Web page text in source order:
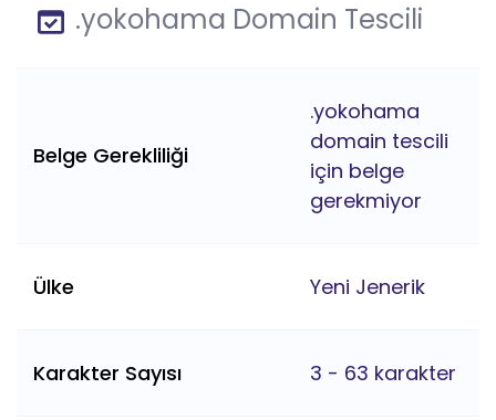
.yokohama Domain Tescili
Belge Gerekliliği
.yokohama
domain tescili
için belge
gerekmiyor
Ülke Yeni Jenerik
Karakter Sayısı 3 - 63 karakter